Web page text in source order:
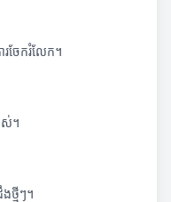
ចែករំលែក។
ស់។
ថ្មីៗ។